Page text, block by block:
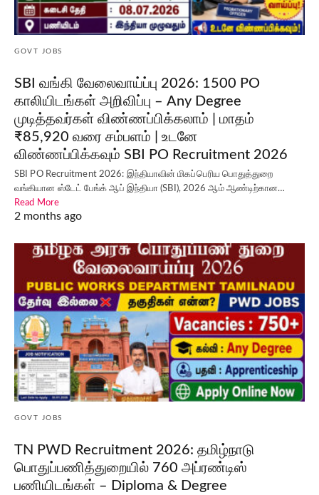
GOVT JOBS
SBI வங்கி வேலைவாய்ப்பு 2026: 1500 PO
காலியிடங்கள் அறிவிப்பு – Any Degree
முடித்தவர்கள் விண்ணப்பிக்கலாம் | மாதம்
₹85,920 வரை சம்பளம் | உடனே
விண்ணப்பிக்கவும் SBI PO Recruitment 2026
SBI PO Recruitment 2026: இந்தியாவின் மிகப்பெரிய பொதுத்துறை
வங்கியான ஸ்டேட் பேங்க் ஆப் இந்தியா (SBI), 2026 ஆம் ஆண்டிற்கான…
Read More
2 months ago
GOVT JOBS
TN PWD Recruitment 2026: தமிழ்நாடு
பொதுப்பணித்துறையில் 760 அப்ரண்டிஸ்
பணியிடங்கள் – Diploma & Degree